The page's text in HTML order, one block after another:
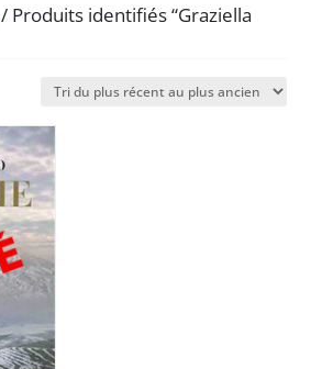
/ Produits identifiés “Graziella